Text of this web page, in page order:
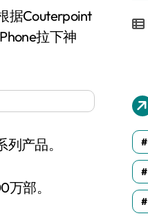
据Couterpoint
拉下神
产品。
部。